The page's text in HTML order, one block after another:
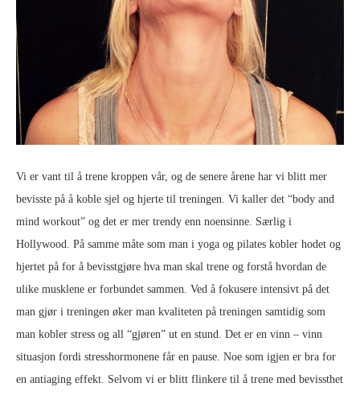
Vi er vant til å trene kroppen vår, og de senere årene har vi blitt mer
bevisste på å koble sjel og hjerte til treningen. Vi kaller det “body and
mind workout” og det er mer trendy enn noensinne. Særlig i
Hollywood. På samme måte som man i yoga og pilates kobler hodet og
hjertet på for å bevisstgjøre hva man skal trene og forstå hvordan de
ulike musklene er forbundet sammen. Ved å fokusere intensivt på det
man gjør i treningen øker man kvaliteten på treningen samtidig som
man kobler stress og all “gjøren” ut en stund. Det er en vinn – vinn
situasjon fordi stresshormonene får en pause. Noe som igjen er bra for
en antiaging effekt. Selvom vi er blitt flinkere til å trene med bevissthet